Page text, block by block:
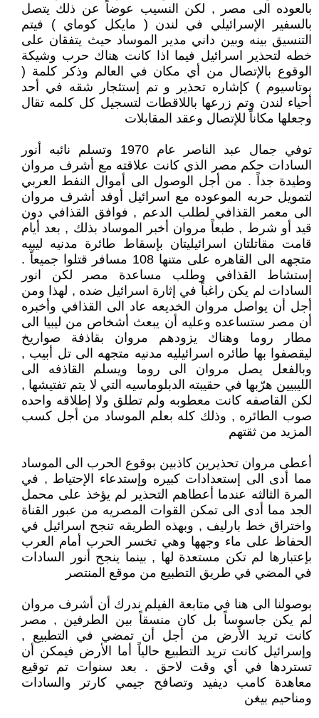
بالعوده الى مصر , لكن النسيب عوضاً عن ذلك يتصل
بالسفير الإسرائيلي في لندن ( مايكل كوماي ) فيتم
التنسيق بينه وبين داني مدير الموساد حيث يتفقان على
خطه لتحذير اسرائيل فيما اذا كانت هناك حرب وشيكة
الوقوع بالإتصال من أي مكان في العالم وذكر كلمة (
بوتاسيوم ) كإشاره تحذير و تم إستئجار شقه في أحد
أحياء لندن وتم زرعها باللاقطات لتسجيل كل كلمه تقال
وجعلها مكاناً للإتصال وعقد المقابلات
توفي جمال عبد الناصر عام 1970 وتسلم نائبه أنور
السادات حكم مصر الذي كانت علاقته مع أشرف مروان
وطيدة جداً . من أجل الوصول الى أموال النفط العربي
لتمويل حربه الموعوده مع اسرائيل أوفد أشرف مروان
الى معمر القذافي لطلب الدعم , فوافق القذافي دون
قيد أو شرط , طبعاً مروان أخبر الموساد بذلك , بعد أيام
قامت مقاتلتان اسرائيليتان بإسقاط طائرة مدنيه ليبيه
متجهه الى القاهره على متنها 108 مسافر قتلوا جميعاً .
إستشاط القذافي وطلب مساعدة مصر لكن انور
السادات لم يكن راغباً في إثارة اسرائيل ضده , لهذا ومن
أجل أن يواصل مروان الخديعه عاد الى القذافي وأخبره
أن مصر ستساعده وعليه أن يبعث أشخاص من ليبيا الى
مطار روما وهناك يزودهم مروان بقاذفة صواريخ
ليقصفوا بها طائره اسرائيليه مدنيه متجهه الى تل أبيب ,
وبالفعل يصل مروان الى روما ويسلم القاذفه الى
الليبيين هرّبها في حقيبته الدبلوماسيه التي لا يتم تفتيشها ,
لكن القاصفه كانت معطوبه ولم تطلق ولا إطلاقه واحده
صوب الطائره , وذلك كله بعلم الموساد من أجل كسب
المزيد من ثقتهم
أعطى مروان تحذيرين كاذبين بوقوع الحرب الى الموساد
مما أدى الى إستعدادات كبيره وإستدعاء الإحتياط , في
المرة الثالثه عندما أعطاهم التحذير لم يؤخذ على محمل
الجد مما أدى الى تمكن القوات المصريه من عبور القناة
واختراق خط بارليف , وبهذه الطريقه تنجح اسرائيل في
الحفاظ على ماء وجهها وهي تخسر الحرب أمام العرب
بإعتبارها لم تكن مستعدة لها , بينما ينجح أنور السادات
في المضي في طريق التطبيع من موقع المنتصر
بوصولنا الى هنا في متابعة الفيلم ندرك أن أشرف مروان
لم يكن جاسوساً بل كان منسقاً بين الطرفين , مصر
كانت تريد الأرض من أجل أن تمضي في التطبيع ,
وإسرائيل كانت تريد التطبيع حالياً أما الأرض فيمكن أن
تستردها في أي وقت لاحق . بعد سنوات تم توقيع
معاهدة كامب ديفيد وتصافح جيمي كارتر والسادات
ومناحيم بيغن